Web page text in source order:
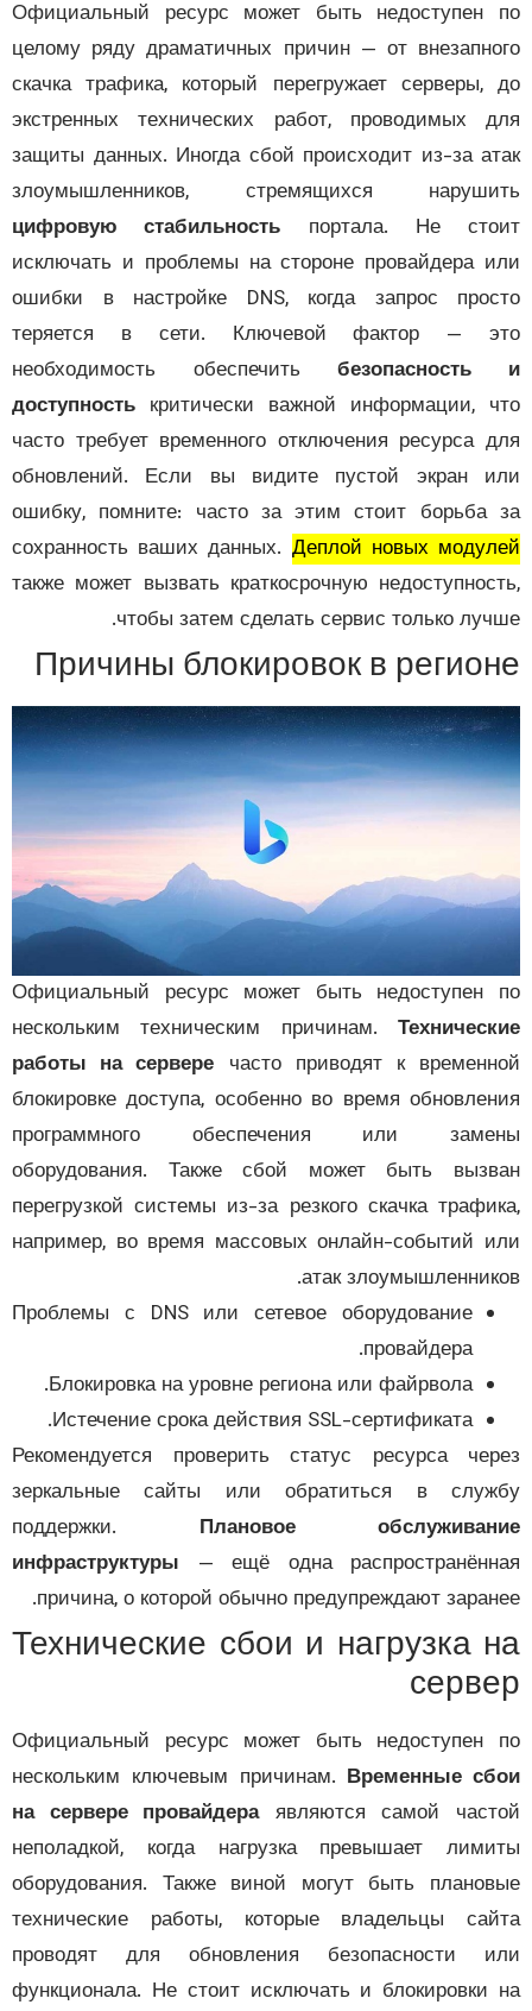
Официальный ресурс может быть недоступен
целому ряду драматичных причин — от
скачка трафика, который перегружает
экстренных технических работ, проводимых
защиты данных. Иногда сбой происходит из-за
злоумышленников, стремящихся
цифровую стабильностьпортала. Не
исключать и проблемы на стороне провайдера
ошибки в настройке DNS, когда запрос
теряется в сети. Ключевой фактор —
необходимость обеспечить
доступностькритически важной информации,
часто требует временного отключения ресурса
обновлений. Если вы видите пустой экран
ошибку, помните: часто за этим стоит борьба
сохранность ваших данных.Деплой новых
также может вызвать краткосрочную
чтобы затем сделать сервис только
Причины блокировок в
Официальный ресурс может быть недоступен
нескольким техническим причинам.
работы на серверечасто приводят к
блокировке доступа, особенно во время
программного обеспечения или
оборудования. Также сбой может быть
перегрузкой системы из-за резкого скачка
например, во время массовых онлайн-событий
атак
Проблемы с DNS или сетевое оборудование
провайдера.
Блокировка на уровне региона или файрвола.
Истечение срока действия SSL-сертификата.
Рекомендуется проверить статус ресурса
зеркальные сайты или обратиться в
поддержки.Плановое
инфраструктуры — ещё одна
причина, о которой обычно предупреждают
Технические сбои и нагрузка
Официальный ресурс может быть недоступен
нескольким ключевым причинам.Временные
на сервере провайдераявляются самой
неполадкой, когда нагрузка превышает
оборудования. Также виной могут быть
технические работы, которые владельцы
проводят для обновления безопасности
функционала. Не стоит исключать и